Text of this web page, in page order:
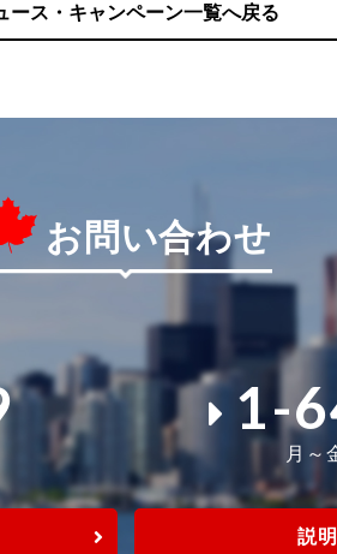
ース・キャンペーン一覧へ戻る
お問い合わせ
1-
月～
説